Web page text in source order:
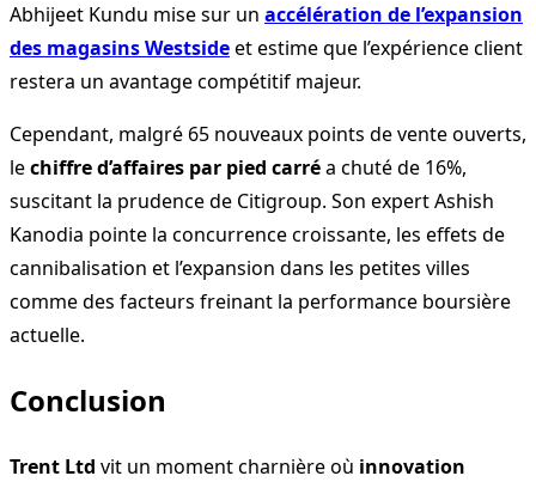
Abhijeet Kundu mise sur un accélération de l’expansion
des magasins Westsideet estime que l’expérience client
restera un avantage compétitif majeur.
Cependant, malgré 65 nouveaux points de vente ouverts,
lechiffre d’affaires par pied carréa chuté de 16%,
suscitant la prudence de Citigroup. Son expert Ashish
Kanodia pointe la concurrence croissante, les effets de
cannibalisation et l’expansion dans les petites villes
comme des facteurs freinant la performance boursière
actuelle.
Conclusion
Trent Ltd vit un moment charnière où innovation